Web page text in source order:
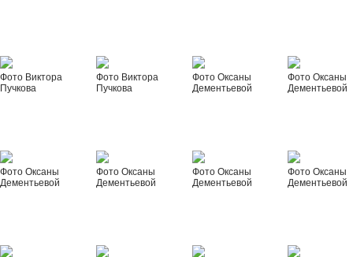
Фото Виктора
Пучкова
Фото Виктора
Пучкова
Фото Оксаны
Дементьевой
Фото Оксаны
Дементьевой
Фото Оксаны
Дементьевой
Фото Оксаны
Дементьевой
Фото Оксаны
Дементьевой
Фото Оксаны
Дементьевой